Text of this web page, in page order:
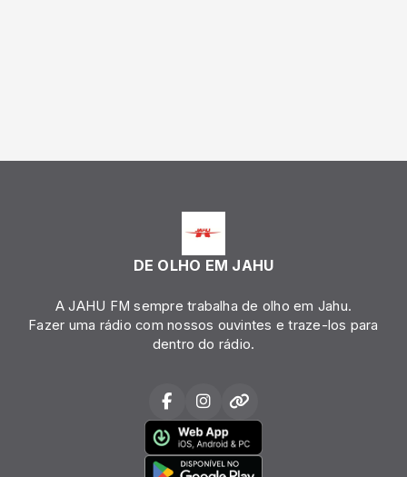
DE OLHO EM JAHU
A JAHU FM sempre trabalha de olho em Jahu.
Fazer uma rádio com nossos ouvintes e traze-los para
dentro do rádio.